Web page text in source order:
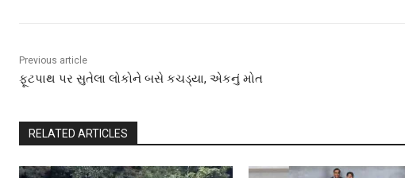
Previous article
ફૂટપાથ પર સુતેલા લોકોને બસે કચડ્યા, એકનું મોત
RELATED ARTICLES